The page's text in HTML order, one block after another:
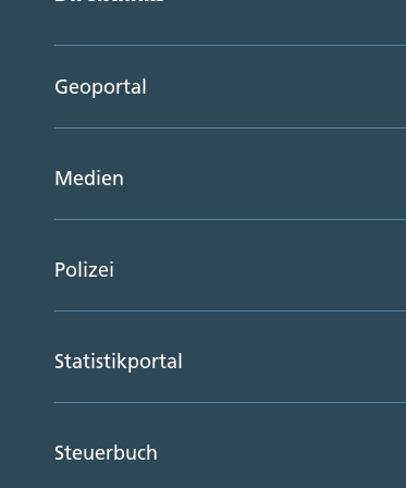
Geoportal
Medien
Polizei
Statistikportal
Steuerbuch